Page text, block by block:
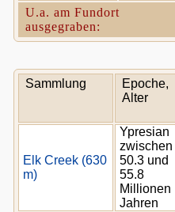
U.a. am Fundort
ausgegraben:
Sammlung
Epoche,
Alter
Elk Creek (630
m)
Ypresian
zwischen
50.3 und
55.8
Millionen
Jahren